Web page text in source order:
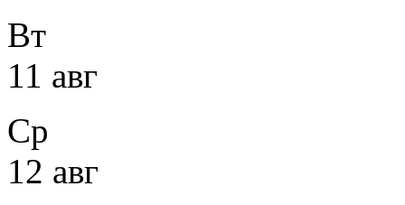
Вт
11 авг
Ср
12 авг